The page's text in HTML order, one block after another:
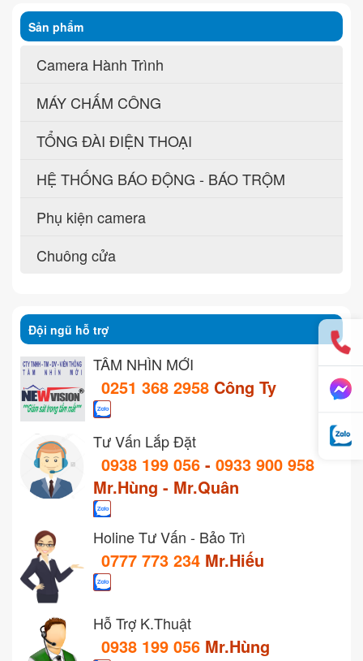
Sản phẩm
Camera Hành Trình
MÁY CHẤM CÔNG
TỔNG ĐÀI ĐIỆN THOẠI
HỆ THỐNG BÁO ĐỘNG - BÁO TRỘM
Phụ kiện camera
Chuông cửa
Đội ngũ hỗ trợ
TẦM NHÌN MỚI
0251 368 2958 Công Ty
Tư Vấn Lắp Đặt
0938 199 056 - 0933 900 958
Mr.Hùng - Mr.Quân
Holine Tư Vấn - Bảo Trì
0777 773 234 Mr.Hiếu
Hỗ Trợ K.Thuật
0938 199 056 Mr.Hùng